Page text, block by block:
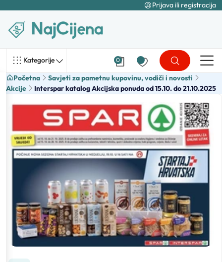
Prijava ili registracija
Kategorije 0
Početna
Savjeti za pametnu kupovinu, vodiči i novosti
Akcije
Interspar katalog Akcijska ponuda od 15.10. do 21.10.2025